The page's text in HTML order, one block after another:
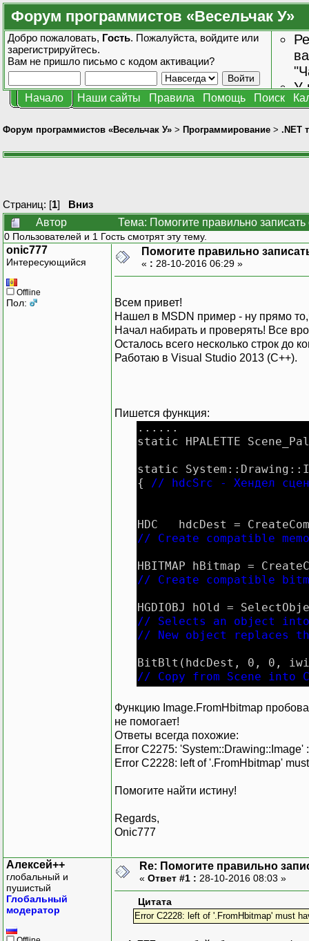
Форум программистов «Весельчак У»
Добро пожаловать, Гость. Пожалуйста, войдите или
зарегистрируйтесь.
Вам не пришло письмо с кодом активации?
У
Начало Наши сайты Правила Помощь Поиск
Форум программистов «Весельчак У» > Программирование > .NET
Страниц: [1] Вниз
Автор
Тема: Помогите правильно
0 Пользователей и 1 Гость смотрят эту тему.
onic777
Интересующийся
Offline
Пол:
Помогите правильно
« : 28-10-2016 06:29 »
Всем привет!
Нашел в MSDN пример - ну прямо
Начал набирать и проверять! Все
Осталось всего несколько строк
Работаю в Visual Studio 2013 (C++).
Пишется функция:
......
static HPALETTE
static
{
// hdcSrc - Хендел
HDC hdcDest
// Create compatible
HBITMAP hBitmap =
// Create compatible
HGDIOBJ hOld =
// Selects an object
// New object replaces
BitBlt(hdcDest, 0,
// Copy from Scene into
// Restore Selection
DeleteDC(hdcDest);
// Clear compatible
System::Drawing::Image ^
// Create .NET Image
// Free up the
return SceneImage;
// Return Image
}
Функцию Image.FromHbitmap
не помогает!
Ответы всегда похожие:
Error C2275:
Error C2228: left of '.FromHbitmap'
Помогите найти истину!
Regards,
Onic777
Алексей++
глобальный и
пушистый
Глобальный
модератор
Re: Помогите правильно
« Ответ #1 : 28-10-2016 08:03 »
Цитата
Error C2228: left of '.FromHbitmap' must